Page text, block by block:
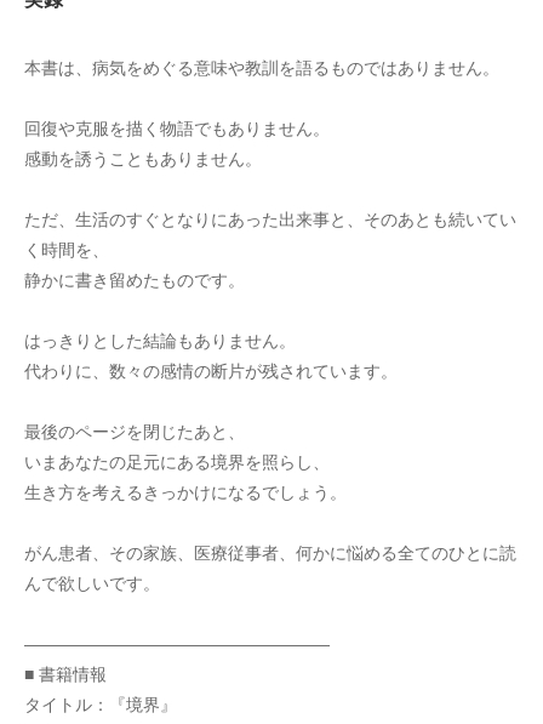
本書は、病気をめぐる意味や教訓を語るものではありません。
回復や克服を描く物語でもありません。
感動を誘うこともありません。
ただ、生活のすぐとなりにあった出来事と、そのあとも続いてい
く時間を、
静かに書き留めたものです。
はっきりとした結論もありません。
代わりに、数々の感情の断片が残されています。
最後のページを閉じたあと、
いまあなたの足元にある境界を照らし、
生き方を考えるきっかけになるでしょう。
がん患者、その家族、医療従事者、何かに悩める全てのひとに読
んで欲しいです。
――――――――――――――――――
■ 書籍情報
タイトル：『境界』